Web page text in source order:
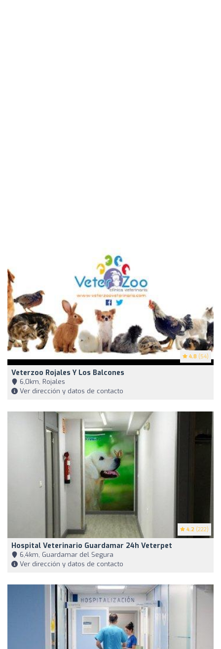
4.8 (54)
Veterzoo Rojales Y Los Balcones
6,0km, Rojales
Ver dirección y datos de contacto
4.2 (222)
Hospital Veterinario Guardamar 24h Veterpet
6,4km, Guardamar del Segura
Ver dirección y datos de contacto